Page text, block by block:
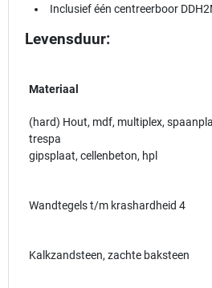
Inclusief één centreerboor
Levensduur:
Materiaal
(hard) Hout, mdf, multiplex,
trespa
gipsplaat, cellenbeton, hpl
Wandtegels t/m krashardheid 4
Kalkzandsteen, zachte baksteen